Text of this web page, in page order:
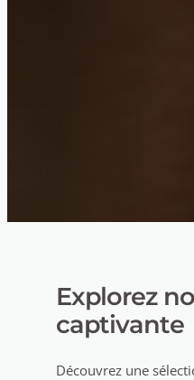
Explorez
captivante
Découvrez une